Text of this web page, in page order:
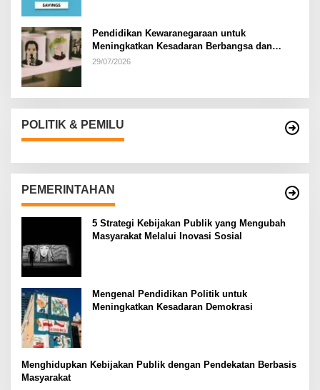
Pendidikan Kewaranegaraan untuk
Meningkatkan Kesadaran Berbangsa dan
Bernegara di…
29/07/2026
POLITIK & PEMILU
PEMERINTAHAN
5 Strategi Kebijakan Publik yang Mengubah
Masyarakat Melalui Inovasi Sosial
Mengenal Pendidikan Politik untuk
Meningkatkan Kesadaran Demokrasi
Menghidupkan Kebijakan Publik dengan Pendekatan Berbasis
Masyarakat